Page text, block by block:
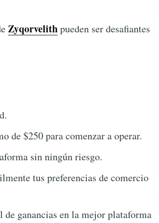
Zyqorvelithpueden ser desafiantes
de $250 para comenzar a operar.
sin ningún riesgo.
tus preferencias de comercio
ganancias en la mejor plataforma